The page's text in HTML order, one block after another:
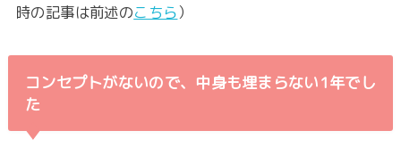
時の記事は前述のこちら）
コンセプトがないので、中身も埋まらない1年でし
た